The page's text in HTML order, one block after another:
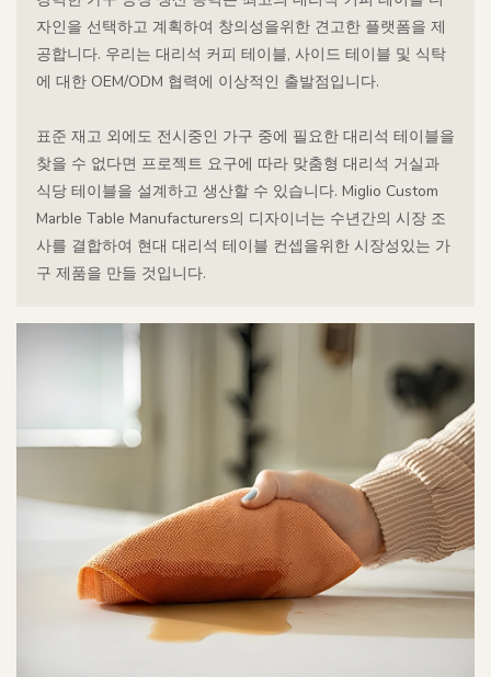
자인을 선택하고 계획하여 창의성을위한 견고한 플랫폼을 제
공합니다. 우리는 대리석 커피 테이블, 사이드 테이블 및 식탁
에 대한 OEM/ODM 협력에 이상적인 출발점입니다.
표준 재고 외에도 전시중인 가구 중에 필요한 대리석 테이블을
찾을 수 없다면 프로젝트 요구에 따라 맞춤형 대리석 거실과
식당 테이블을 설계하고 생산할 수 있습니다. Miglio Custom
Marble Table Manufacturers의 디자이너는 수년간의 시장 조
사를 결합하여 현대 대리석 테이블 컨셉을위한 시장성있는 가
구 제품을 만들 것입니다.